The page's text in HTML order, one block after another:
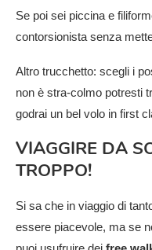
Se poi sei piccina e
contorsionista senza
Altro trucchetto: scegli i
non è stra-colmo potresti
godrai un bel volo in first
VIAGGIRE DA
TROPPO!
Si sa che in viaggio di
essere piacevole, ma se